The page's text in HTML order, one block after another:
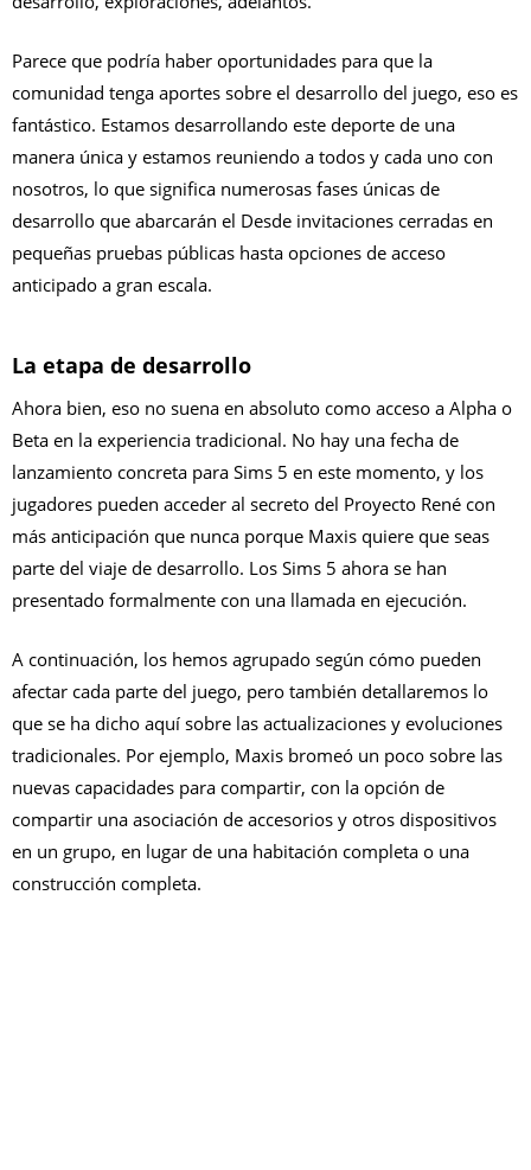
Parece que podría haber oportunidades para que la
comunidad tenga aportes sobre el desarrollo del juego, eso es
fantástico. Estamos desarrollando este deporte de una
manera única y estamos reuniendo a todos y cada uno con
nosotros, lo que significa numerosas fases únicas de
desarrollo que abarcarán el Desde invitaciones cerradas en
pequeñas pruebas públicas hasta opciones de acceso
anticipado a gran escala.
La etapa de desarrollo
Ahora bien, eso no suena en absoluto como acceso a Alpha o
Beta en la experiencia tradicional. No hay una fecha de
lanzamiento concreta para Sims 5 en este momento, y los
jugadores pueden acceder al secreto del Proyecto René con
más anticipación que nunca porque Maxis quiere que seas
parte del viaje de desarrollo. Los Sims 5 ahora se han
presentado formalmente con una llamada en ejecución.
A continuación, los hemos agrupado según cómo pueden
afectar cada parte del juego, pero también detallaremos lo
que se ha dicho aquí sobre las actualizaciones y evoluciones
tradicionales. Por ejemplo, Maxis bromeó un poco sobre las
nuevas capacidades para compartir, con la opción de
compartir una asociación de accesorios y otros dispositivos
en un grupo, en lugar de una habitación completa o una
construcción completa.